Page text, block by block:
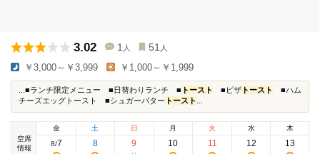
3.02 1 人 51 人
￥3,000～￥3,999 ￥1,000～￥1,999
...■ランチ限定メニュー ■日替わりランチ ■ トースト ■ピザ トースト
■ハム
チーズエッグトースト ■シュガーバター トースト
空席
情報
金
8/7
土
8
日
9
月
10
火
11
水
12
木
13